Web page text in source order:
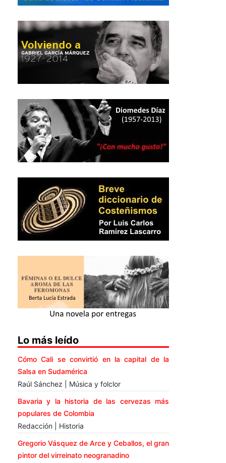
Lo más leído
Cómo Cali se convirtió en la capital de la
Salsa en Sudamérica
Raúl Sánchez | Música y folclor
Bavaria y la historia de las cervezas más
populares de Colombia
Redacción | Historia
Gregorio Vásquez de Arce y Ceballos, el gran
pintor del virreinato neogranadino